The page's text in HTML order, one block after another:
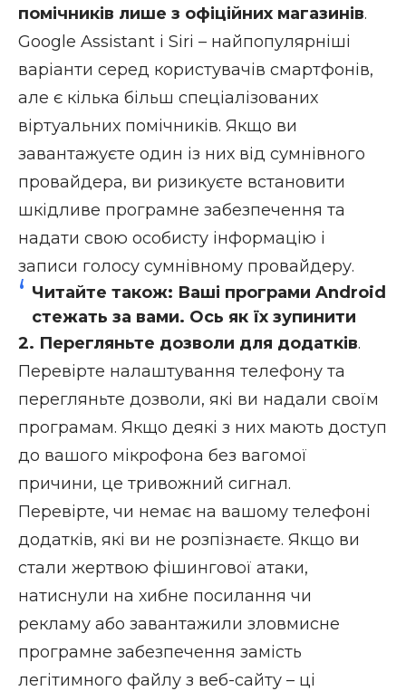
помічників лише з офіційних магазинів.
Google Assistant і Siri – найпопулярніші
варіанти серед користувачів смартфонів,
але є кілька більш спеціалізованих
віртуальних помічників. Якщо ви
завантажуєте один із них від сумнівного
провайдера, ви ризикуєте встановити
шкідливе програмне забезпечення та
надати свою особисту інформацію і
записи голосу сумнівному провайдеру.
Читайте також: Ваші програми Android
стежать за вами. Ось як їх зупинити
2. Перегляньте дозволи для додатків.
Перевірте налаштування телефону та
перегляньте дозволи, які ви надали своїм
програмам. Якщо деякі з них мають доступ
до вашого мікрофона без вагомої
причини, це тривожний сигнал.
Перевірте, чи немає на вашому телефоні
додатків, які ви не розпізнаєте. Якщо ви
стали жертвою фішингової атаки,
натиснули на хибне посилання чи
рекламу або завантажили зловмисне
програмне забезпечення замість
легітимного файлу з веб-сайту – ці